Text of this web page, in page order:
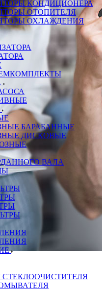
КОНДИЦИОНЕРА
ОТОПИТЕЛЯ
ОХЛАЖДЕНИЯ
БАРАБАННЫЕ
ДИСКОВЫЕ
ВАЛА